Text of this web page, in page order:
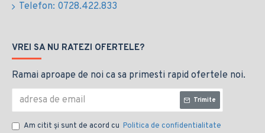
Telefon: 0728.422.833
VREI SA NU RATEZI OFERTELE?
Ramai aproape de noi ca sa primesti rapid ofertele noi.
Trimite
Am citit şi sunt de acord cu Politica de confidentialitate